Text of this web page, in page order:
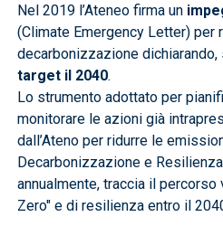
Nel 2019 l’Ateneo firma un
(Climate Emergency Letter) per
decarbonizzazione
target il 2040.
Lo strumento adottato per
monitorare le azioni già
dall’Ateno per ridurre le
Decarbonizzazione e
annualmente, traccia il
Zero" e di resilienza entro il